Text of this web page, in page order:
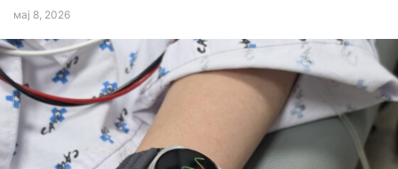
мај 8, 2026